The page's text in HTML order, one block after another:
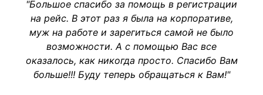
"Большое спасибо за помощь в регистрации
на рейс. В этот раз я была на корпоративе,
муж на работе и зарегиться самой не было
возможности. А с помощью Вас все
оказалось, как никогда просто. Спасибо Вам
больше!!! Буду теперь обращаться к Вам!"